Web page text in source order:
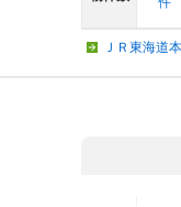
ＪＲ東海道